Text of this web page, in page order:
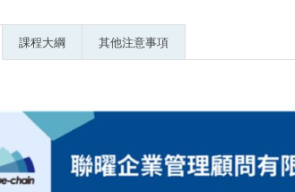
課程大綱 其他注意事項